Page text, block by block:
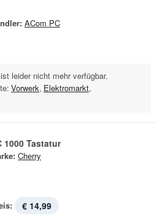
ACom PC
leider nicht mehr verfügbar.
Vorwerk, Elektromarkt,
1000 Tastatur
Cherry
€ 14,99